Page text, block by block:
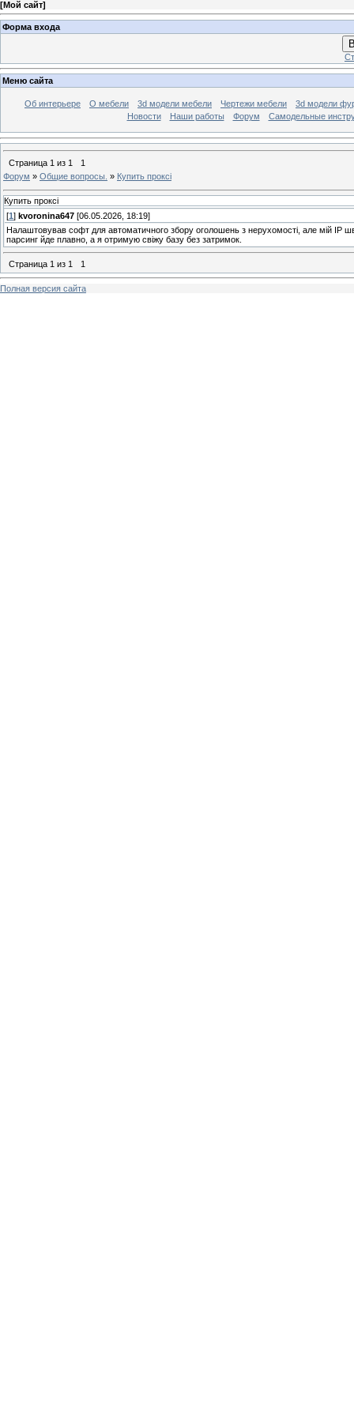
[Мой сайт]
Форма входа
Меню сайта
Об интерьере О мебели 3d модели мебели Чертежи мебели
3d модели
Новости
Наши работы Форум Самодельные
Страница 1 из 1
1
Форум » Общие вопросы. » Купить проксі
Купить проксі
[1 ] kvoronina647 [06.05.2026, 18:19]
Налаштовував софт для автоматичного збору оголошень з нерухомості, але мій IP
парсинг йде плавно, а я отримую свіжу базу без затримок.
Страница 1 из 1 1
Полная версия сайта